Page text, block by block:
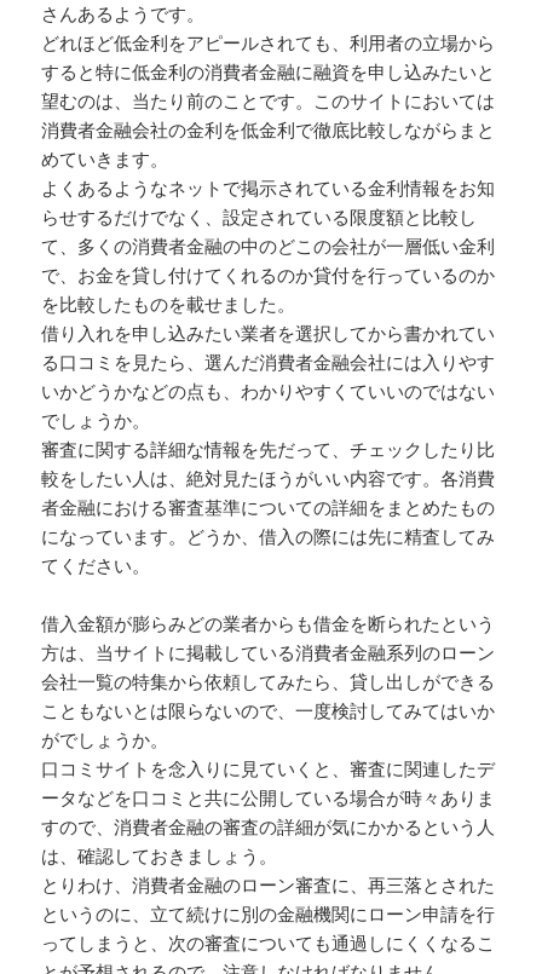
さんあるようです。
どれほど低金利をアピールされても、利用者の立場から
すると特に低金利の消費者金融に融資を申し込みたいと
望むのは、当たり前のことです。このサイトにおいては
消費者金融会社の金利を低金利で徹底比較しながらまと
めていきます。
よくあるようなネットで掲示されている金利情報をお知
らせするだけでなく、設定されている限度額と比較し
て、多くの消費者金融の中のどこの会社が一層低い金利
で、お金を貸し付けてくれるのか貸付を行っているのか
を比較したものを載せました。
借り入れを申し込みたい業者を選択してから書かれてい
る口コミを見たら、選んだ消費者金融会社には入りやす
いかどうかなどの点も、わかりやすくていいのではない
でしょうか。
審査に関する詳細な情報を先だって、チェックしたり比
較をしたい人は、絶対見たほうがいい内容です。各消費
者金融における審査基準についての詳細をまとめたもの
になっています。どうか、借入の際には先に精査してみ
てください。
借入金額が膨らみどの業者からも借金を断られたという
方は、当サイトに掲載している消費者金融系列のローン
会社一覧の特集から依頼してみたら、貸し出しができる
こともないとは限らないので、一度検討してみてはいか
がでしょうか。
口コミサイトを念入りに見ていくと、審査に関連したデ
ータなどを口コミと共に公開している場合が時々ありま
すので、消費者金融の審査の詳細が気にかかるという人
は、確認しておきましょう。
とりわけ、消費者金融のローン審査に、再三落とされた
というのに、立て続けに別の金融機関にローン申請を行
ってしまうと、次の審査についても通過しにくくなるこ